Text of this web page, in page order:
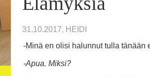
31.10.2017, HEIDI
-Minä en olisi halunnut tulla tänään
-Apua. Miksi?